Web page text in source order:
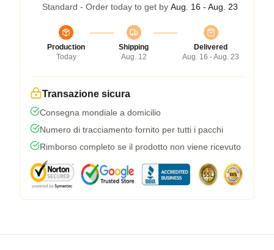
Standard - Order today to get by Aug. 16 - Aug. 23
Production
Today
Shipping
Aug. 12
Delivered
Aug. 16 - Aug. 23
Transazione sicura
Consegna mondiale a domicilio
Numero di tracciamento fornito per tutti i pacchi
Rimborso completo se il prodotto non viene ricevuto